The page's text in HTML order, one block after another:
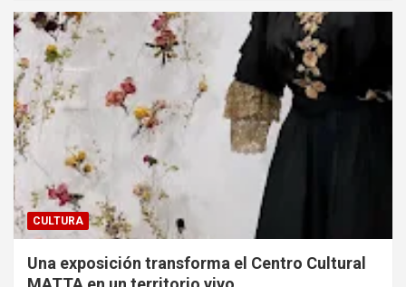
CULTURA
Una exposición transforma el Centro Cultural